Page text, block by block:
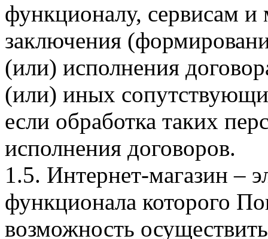
функционалу, сервисам и
заключения
(или) исполнения
(или) иных
если обработка таких
исполнения договоров.
1.5. Интернет-магазин –
функционала которого
возможность